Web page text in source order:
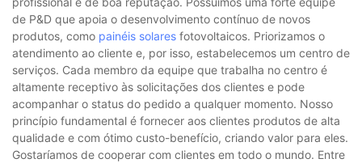
de P&D que apoia o desenvolvimento contínuo de novos
produtos, como painéis solares fotovoltaicos. Priorizamos o
atendimento ao cliente e, por isso, estabelecemos um centro de
serviços. Cada membro da equipe que trabalha no centro é
altamente receptivo às solicitações dos clientes e pode
acompanhar o status do pedido a qualquer momento. Nosso
princípio fundamental é fornecer aos clientes produtos de alta
qualidade e com ótimo custo-benefício, criando valor para eles.
Gostaríamos de cooperar com clientes em todo o mundo. Entre